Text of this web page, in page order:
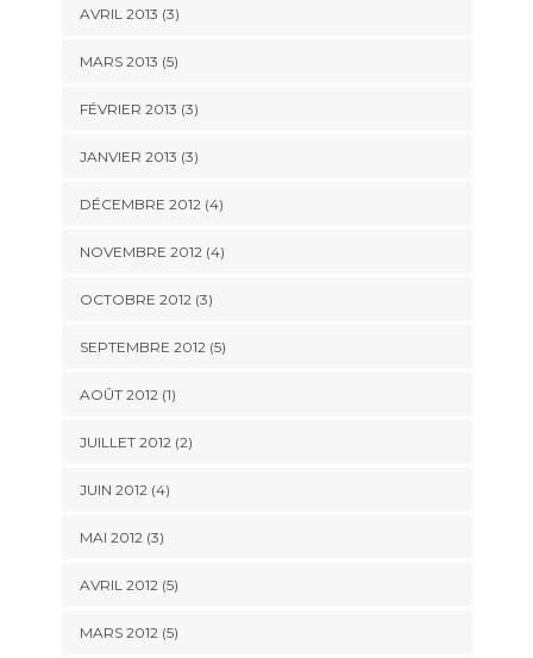
AVRIL 2013 (3)
MARS 2013 (5)
FÉVRIER 2013 (3)
JANVIER 2013 (3)
DÉCEMBRE 2012(4)
NOVEMBRE 2012(4)
OCTOBRE 2012(3)
SEPTEMBRE 2012(5)
AOÛT 2012(1)
JUILLET 2012(2)
JUIN 2012(4)
MAI 2012(3)
AVRIL 2012(5)
MARS 2012(5)